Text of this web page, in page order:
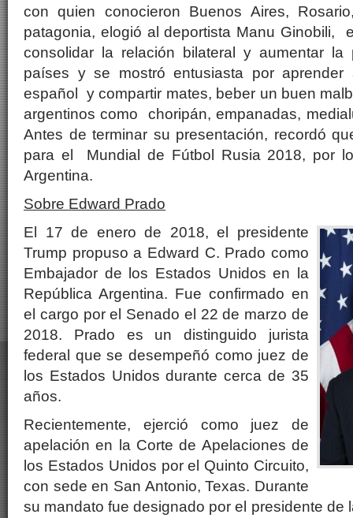
con quien conocieron Buenos Aires,
patagonia, elogió al deportista Manu Ginobili,
consolidar la relación bilateral y aumentar la
países y se mostró entusiasta por
español y compartir mates, beber un buen
argentinos como choripán, empanadas,
Antes de terminar su presentación, recordó
para el Mundial de Fútbol Rusia 2018, por
Argentina.
Sobre Edward Prado
El 17 de enero de 2018, el presidente
Trump propuso a Edward C. Prado como
Embajador de los Estados Unidos en la
República Argentina. Fue confirmado en
el cargo por el Senado el 22 de marzo de
2018. Prado es un distinguido jurista
federal que se desempeñó como juez de
los Estados Unidos durante cerca de 35
años.
Recientemente, ejerció como juez de
apelación en la Corte de Apelaciones de
los Estados Unidos por el Quinto Circuito,
con sede en San Antonio, Texas. Durante
su mandato fue designado por el presidente de